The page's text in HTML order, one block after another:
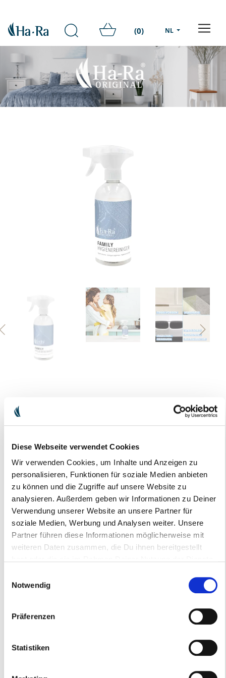
Diese Webseite verwendet Cookies
Wir verwenden Cookies, um Inhalte und Anzeigen zu
personalisieren, Funktionen für soziale Medien anbieten
zu können und die Zugriffe auf unsere Website zu
analysieren. Außerdem geben wir Informationen zu Deiner
Verwendung unserer Website an unsere Partner für
soziale Medien, Werbung und Analysen weiter. Unsere
Partner führen diese Informationen möglicherweise mit
weiteren Daten zusammen, die Du ihnen bereitgestellt
Notwendig
Präferenzen
Statistiken
(0) NL
FAMILY HYGIËNEREINIGER
SPROEIFLACON, 500 ML (LEEG)
Onze Harafamily hygiënereiniger is ideaal voor hygiënisch gevoelige
ruimtes zoals koelkasten, kinderspeelgoed enz.
Het verwijdert betrouwbaar alle soorten organische vervuiling (bijv.
insectenresten op het voertuig, groene aanslag buiten, vuil in de
keuken) en maakt donkere tegelvoegen weer licht.
€ 4,90 incl. BTW plus. Verzendkosten
Beschikbaarheid: direct leverbaar